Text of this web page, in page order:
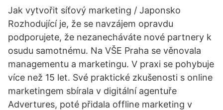
Jak vytvořit síťový marketing / Japonsko
Rozhodující je, že se navzájem opravdu
podporujete, že nezanecháváte nové partnery k
osudu samotnému. Na VŠE Praha se věnovala
managementu a marketingu. V praxi se pohybuje
více než 15 let. Své praktické zkušenosti s online
marketingem sbírala v digitální agentuře
Advertures, poté přidala offline marketing v